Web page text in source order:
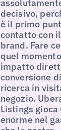
decisivo,
è il primo
contatto con
brand. Fare
quel
impatto
conversione
ricerca in
negozio.
Listings gioca
enorme nel